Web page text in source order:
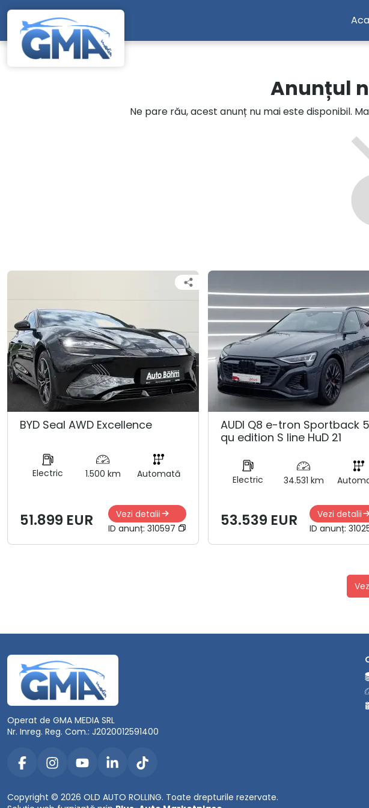
Mergi direct la conținutul principal
Anunțul
Ne pare rău, acest anunț nu mai este disponibil.
BYD Seal AWD Excellence
Electric 1.500 km Automată
51.899 EUR
Vezi detalii
ID anunț: 310597
AUDI Q8 e-tron Sportback
qu edition S line HuD 21
Electric 34.531 km
53.539 EUR
Vezi detalii
ID anunț:
Operat de GMA MEDIA SRL
Nr. Inreg. Reg. Com.: J2020012591400
Copyright © 2026 OLD AUTO ROLLING. Toate drepturile rezervate.